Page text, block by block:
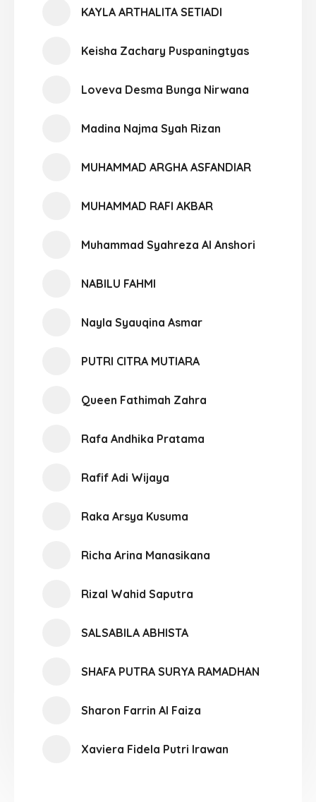
KAYLA ARTHALITA SETIADI
Keisha Zachary Puspaningtyas
Loveva Desma Bunga Nirwana
Madina Najma Syah Rizan
MUHAMMAD ARGHA ASFANDIAR
MUHAMMAD RAFI AKBAR
Muhammad Syahreza Al Anshori
NABILU FAHMI
Nayla Syauqina Asmar
PUTRI CITRA MUTIARA
Queen Fathimah Zahra
Rafa Andhika Pratama
Rafif Adi Wijaya
Raka Arsya Kusuma
Richa Arina Manasikana
Rizal Wahid Saputra
SALSABILA ABHISTA
SHAFA PUTRA SURYA RAMADHAN
Sharon Farrin Al Faiza
Xaviera Fidela Putri Irawan